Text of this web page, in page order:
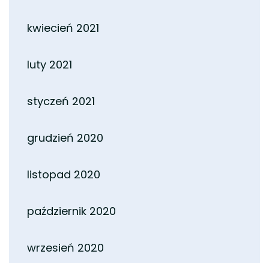
kwiecień 2021
luty 2021
styczeń 2021
grudzień 2020
listopad 2020
październik 2020
wrzesień 2020